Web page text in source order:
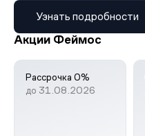
Узнать подробности
Акции Феймос
Рассрочка 0%
до 31.08.2026